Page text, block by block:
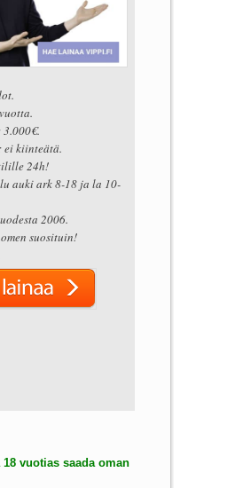
ei kiinteätä.
24h!
auki ark 8-18 ja la 10-
2006.
suosituin!
vuotias saada oman